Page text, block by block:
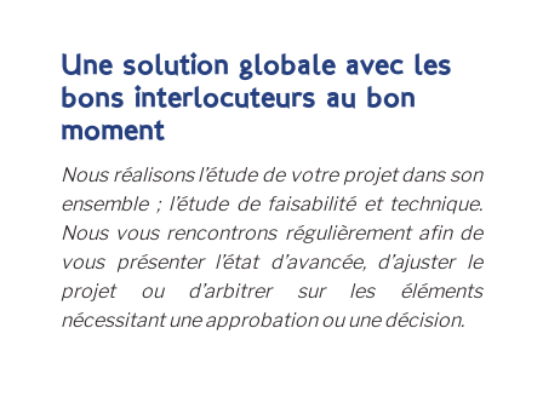
Une solution globale avec les
bons interlocuteurs au bon
moment
Nous réalisons l’étude de votre projet dans son
ensemble ; l’étude de faisabilité et technique.
Nous vous rencontrons régulièrement afin de
vous présenter l’état d’avancée, d’ajuster le
projet ou d’arbitrer sur les éléments
nécessitant une approbation ou une décision.